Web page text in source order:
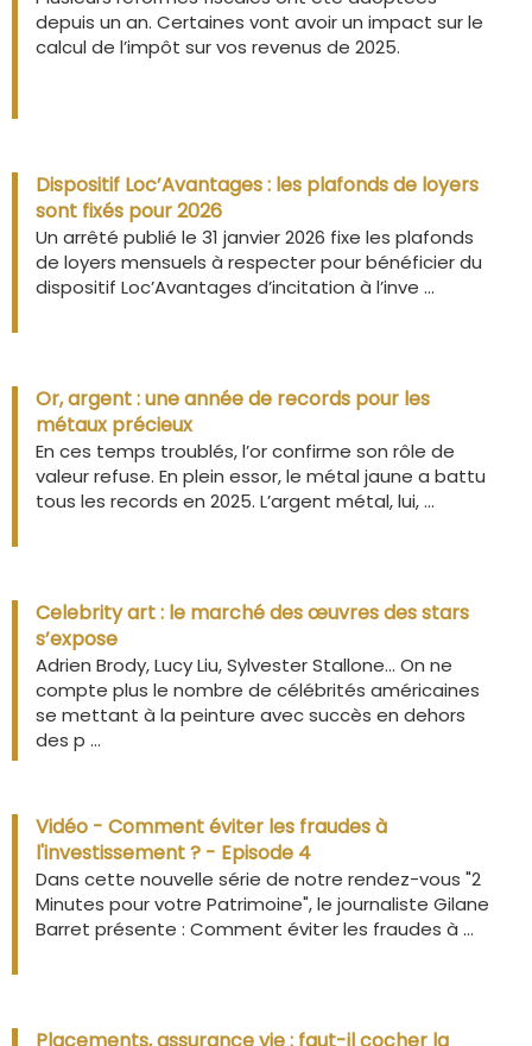
depuis un an. Certaines vont avoir un impact sur le
calcul de l’impôt sur vos revenus de 2025.
Dispositif Loc’Avantages : les plafonds de loyers
sont fixés pour 2026
Un arrêté publié le 31 janvier 2026 fixe les plafonds
de loyers mensuels à respecter pour bénéficier du
dispositif Loc’Avantages d’incitation à l’inve ...
Or, argent : une année de records pour les
métaux précieux
En ces temps troublés, l’or confirme son rôle de
valeur refuse. En plein essor, le métal jaune a battu
tous les records en 2025. L’argent métal, lui, ...
Celebrity art : le marché des œuvres des stars
s’expose
Adrien Brody, Lucy Liu, Sylvester Stallone… On ne
compte plus le nombre de célébrités américaines
se mettant à la peinture avec succès en dehors
des p ...
Vidéo - Comment éviter les fraudes à
l'investissement ? - Episode 4
Dans cette nouvelle série de notre rendez-vous "2
Minutes pour votre Patrimoine", le journaliste Gilane
Barret présente : Comment éviter les fraudes à ...